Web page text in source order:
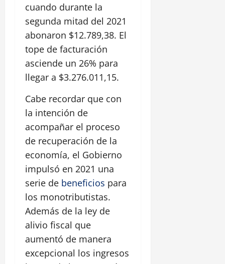
cuando durante la
segunda mitad del 2021
abonaron $12.789,38. El
tope de facturación
asciende un 26% para
llegar a $3.276.011,15.
Cabe recordar que con
la intención de
acompañar el proceso
de recuperación de la
economía, el Gobierno
impulsó en 2021 una
serie de beneficios para
los monotributistas.
Además de la ley de
alivio fiscal que
aumentó de manera
excepcional los ingresos